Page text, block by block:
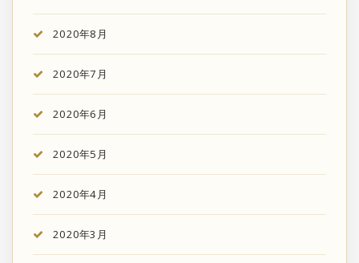
2020年8月
2020年7月
2020年6月
2020年5月
2020年4月
2020年3月